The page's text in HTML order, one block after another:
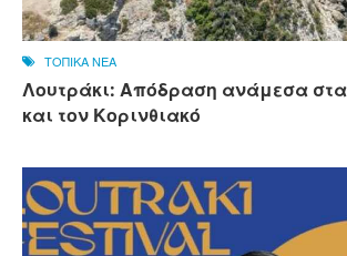
ΤΟΠΙΚΑ ΝΕΑ
Λουτράκι: Απόδραση ανάμεσα
και τον Κορινθιακό